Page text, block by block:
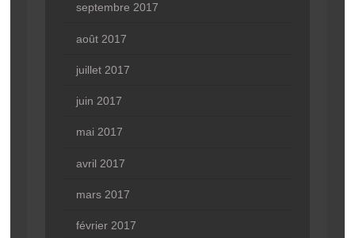
septembre 2017
août 2017
juillet 2017
juin 2017
mai 2017
avril 2017
mars 2017
février 2017